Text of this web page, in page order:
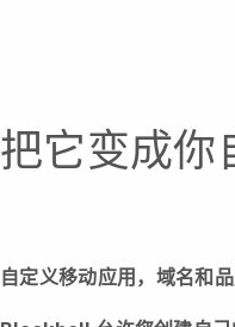
把它变成你
自定义移动应用，域名和